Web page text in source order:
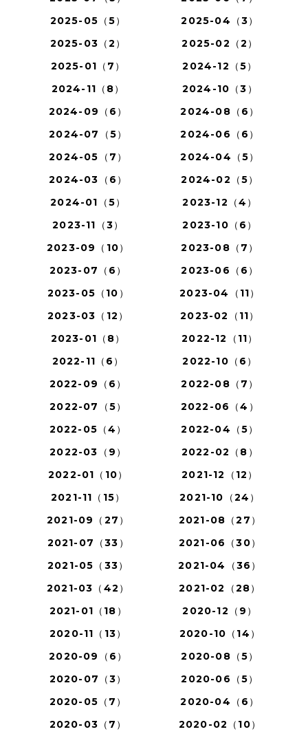
2025-05（5）
2025-04（3）
2025-03（2）
2025-02（2）
2025-01（7）
2024-12（5）
2024-11（8）
2024-10（3）
2024-09（6）
2024-08（6）
2024-07（5）
2024-06（6）
2024-05（7）
2024-04（5）
2024-03（6）
2024-02（5）
2024-01（5）
2023-12（4）
2023-11（3）
2023-10（6）
2023-09（10）
2023-08（7）
2023-07（6）
2023-06（6）
2023-05（10）
2023-04（11）
2023-03（12）
2023-02（11）
2023-01（8）
2022-12（11）
2022-11（6）
2022-10（6）
2022-09（6）
2022-08（7）
2022-07（5）
2022-06（4）
2022-05（4）
2022-04（5）
2022-03（9）
2022-02（8）
2022-01（10）
2021-12（12）
2021-11（15）
2021-10（24）
2021-09（27）
2021-08（27）
2021-07（33）
2021-06（30）
2021-05（33）
2021-04（36）
2021-03（42）
2021-02（28）
2021-01（18）
2020-12（9）
2020-11（13）
2020-10（14）
2020-09（6）
2020-08（5）
2020-07（3）
2020-06（5）
2020-05（7）
2020-04（6）
2020-03（7）
2020-02（10）